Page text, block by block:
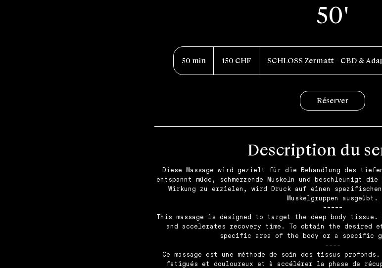
50'
50 min
0
suisses
150 CHF SCHLOSS Zermatt – CBD &
Réserver
Description du
Diese Massage wird gezielt für die Behandlung des
entspannt müde, schmerzende Muskeln und beschleunigt
Wirkung zu erzielen, wird Druck auf einen spezifischen
Muskelgruppen ausgeübt.
-----
This massage is designed to target the deep body
and accelerates recovery time. To obtain the desired
specific area of the body or a specific
----
Ce massage est une méthode de soin des tissus
fatigués et douloureux et à accélérer la phase de